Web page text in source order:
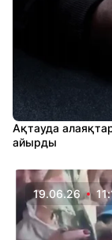
Ақтауда
айырды
19.06.26